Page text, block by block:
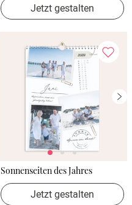
Jetzt gestalten
Sonnenseiten des Jahres
Jetzt gestalten